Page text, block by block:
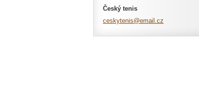
Český tenis
ceskytenis@email .cz